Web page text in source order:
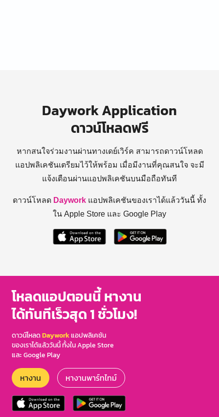
Daywork Application
ดาวน์โหลดฟรี
หากสนใจร่วมงานผ่านทางเดย์เวิร์ค สามารถดาวน์โหลด
แอปพลิเคชันเตรียมไว้ให้พร้อม เมื่อมีงานที่คุณสนใจ จะมี
แจ้งเตือนผ่านแอปพลิเคชันบนมือถือทันที
ดาวน์โหลด Daywork แอปพลิเคชันของเราได้แล้ววันนี้ ทั้ง
ใน Apple Store และ Google Play
โหลดแอปตอนนี้ หางาน
ได้ทันทีเร็วสุด 1 ชั่วโมง!
ดาวน์โหลดDayworkแอปพลิเคชัน
ของเราได้แล้ววันนี้ ทั้งใน Apple Store
และ Google Play
หางาน หางานพาร์ทไทม์